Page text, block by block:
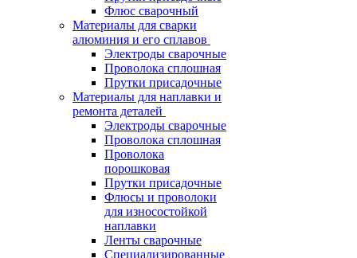
Флюс сварочный
Материалы для сварки
алюминия и его сплавов
Электроды сварочные
Проволока сплошная
Прутки присадочные
Материалы для наплавки и
ремонта деталей
Электроды сварочные
Проволока сплошная
Проволока
порошковая
Прутки присадочные
Флюсы и проволоки
для износостойкой
наплавки
Ленты сварочные
Специализированные